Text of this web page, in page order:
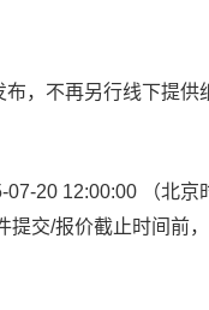
布，不再另行线下提供
07-20 12:00:00
（北
提交/报价截止时间前